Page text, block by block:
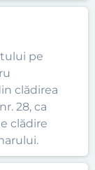
pe
clădirea
28, ca
clădire